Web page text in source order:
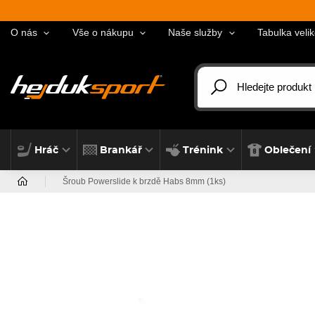
O nás Vše o nákupu Naše služby Tabulka
Hráč Brankář Trénink Oblečení
Šroub Powerslide k brzdě Habs 8mm (1ks)